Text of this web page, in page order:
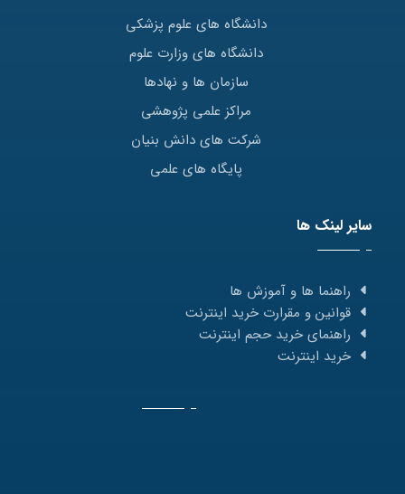
دانشگاه های علوم پزشکی
دانشگاه های وزارت علوم
سازمان ها و نهادها
مراکز علمی پژوهشی
شرکت های دانش بنیان
پایگاه های علمی
سایر لینک ها
راهنما ها و آموزش ها
قوانین و مقرارت خرید اینترنت
راهنمای خرید حجم اینترنت
خرید اینترنت